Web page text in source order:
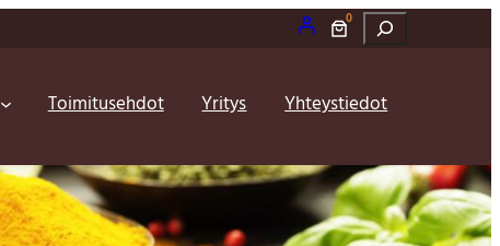
0 Etsi
Toimitusehdot Yritys Yhteystiedot